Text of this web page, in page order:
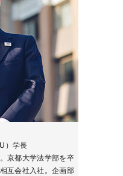
）学長
京都大学法学部を卒
互会社入社。企画部